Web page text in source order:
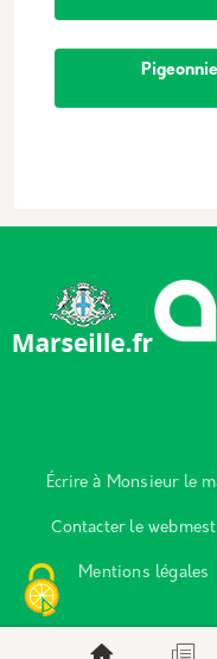
Écrire à Monsieur le
Contacter le
Mentions légales